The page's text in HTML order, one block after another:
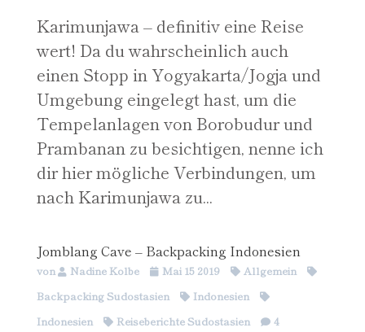
Karimunjawa – definitiv eine Reise
wert! Da du wahrscheinlich auch
einen Stopp in Yogyakarta/Jogja und
Umgebung eingelegt hast, um die
Tempelanlagen von Borobudur und
Prambanan zu besichtigen, nenne ich
dir hier mögliche Verbindungen, um
nach Karimunjawa zu...
Jomblang Cave – Backpacking Indonesien
von Nadine Kolbe Mai 15 2019
Allgemein
Backpacking Südostasien
Indonesien
Indonesien
Reiseberichte Südostasien
4